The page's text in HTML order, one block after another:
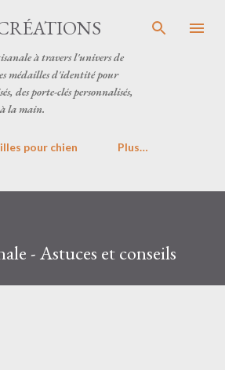
au contenu principal
à travers l'univers de
médailles d'identité pour
des porte-clés personnalisés,
la main.
pour chien Plus…
- Astuces et conseils